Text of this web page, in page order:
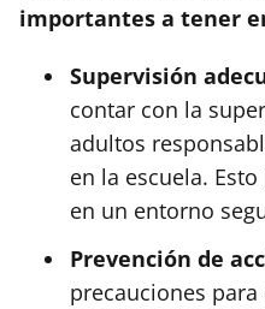
importantes a tener
Supervisión
contar con la
adultos
en la escuela.
en un entorno
Prevención de
precauciones